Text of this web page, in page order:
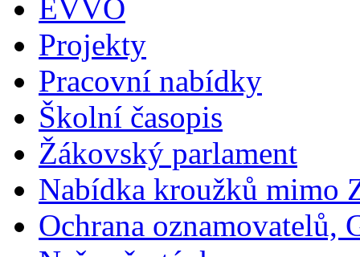
EVVO
Projekty
Pracovní nabídky
Školní časopis
Žákovský parlament
Nabídka kroužků mimo
Ochrana oznamovatelů,